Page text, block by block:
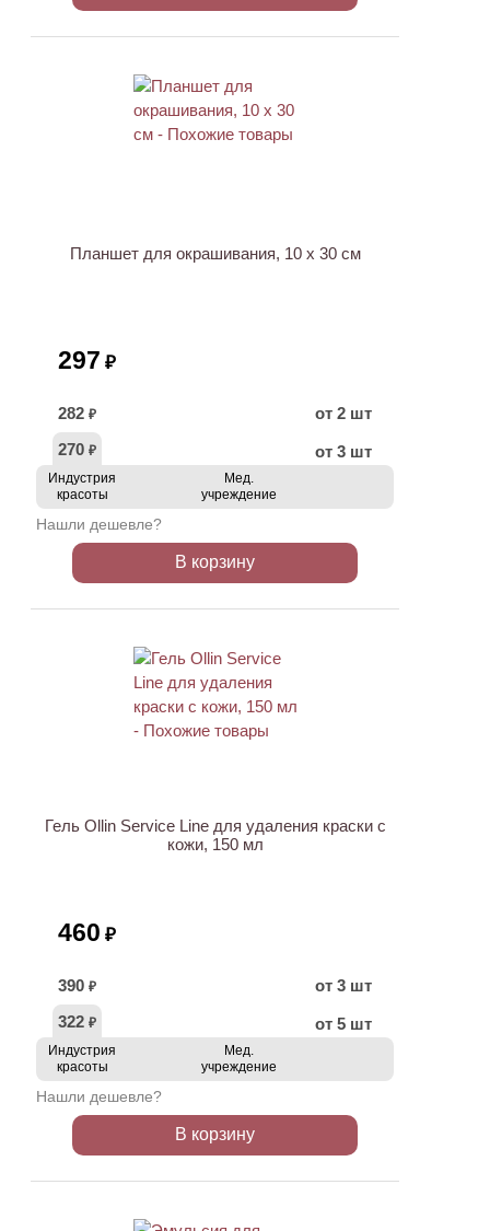
Планшет для окрашивания, 10 х 30 см
297 ₽
282 ₽
от 2 шт
270 ₽ от 3 шт
Индустрия
красоты
Мед.
учреждение
Нашли дешевле?
В корзину
Гель Ollin Service Line для удаления краски с
кожи, 150 мл
460 ₽
390 ₽
от 3 шт
322 ₽ от 5 шт
Индустрия
красоты
Мед.
учреждение
Нашли дешевле?
В корзину